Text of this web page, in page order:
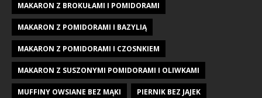
MAKARON Z BROKUŁAMI I POMIDORAMI
MAKARON Z POMIDORAMI I BAZYLIĄ
MAKARON Z POMIDORAMI I CZOSNKIEM
MAKARON Z SUSZONYMI POMIDORAMI I OLIWKAMI
MUFFINY OWSIANE BEZ MĄKI PIERNIK BEZ JAJEK